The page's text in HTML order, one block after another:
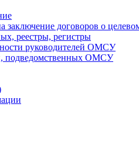
договоров о
реестры, регистры
руководителей ОМСУ
подведомственных ОМСУ